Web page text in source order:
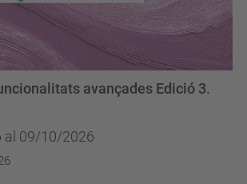
al 09/10/2026
avançades Edició 3.